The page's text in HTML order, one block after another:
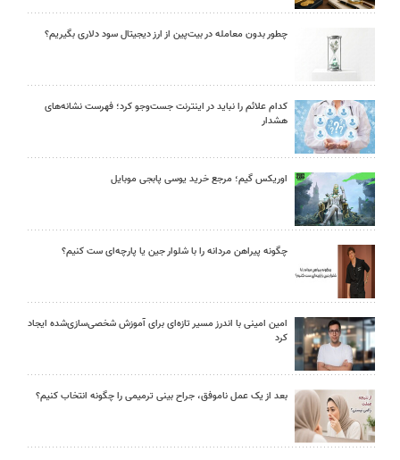
چطور بدون معامله در بیت‌پین از ارز دیجیتال سود دلاری بگیریم؟
کدام علائم را نباید در اینترنت جست‌وجو کرد؛ فهرست نشانه‌های
هشدار
اوریکس گیم؛ مرجع خرید یوسی پابجی موبایل
چگونه پیراهن مردانه را با شلوار جین یا پارچه‌ای ست کنیم؟
امین امینی با اندرز مسیر تازه‌ای برای آموزش شخصی‌سازی‌شده ایجاد
کرد
بعد از یک عمل ناموفق، جراح بینی ترمیمی را چگونه انتخاب کنیم؟